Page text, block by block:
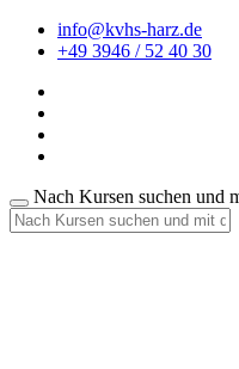
info@kvhs-harz.de
+49 3946 / 52 40 30
Nach Kursen suchen und